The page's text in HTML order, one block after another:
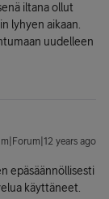
iltana ollut
lyhyen aikaan.
uudelleen
years ago
epäsäännöllisesti
käyttäneet.